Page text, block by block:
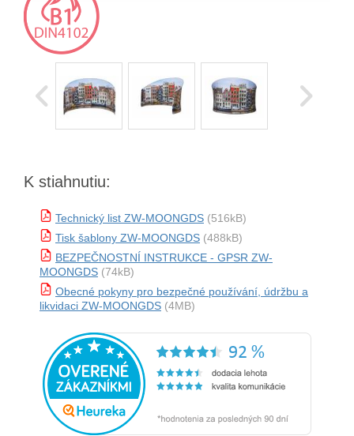
K stiahnutiu:
Technický list ZW-MOONGDS (516kB)
Tisk šablony ZW-MOONGDS (488kB)
BEZPEČNOSTNÍ INSTRUKCE - GPSR ZW-
MOONGDS (74kB)
Obecné pokyny pro bezpečné používání, údržbu a
likvidaci ZW-MOONGDS (4MB)